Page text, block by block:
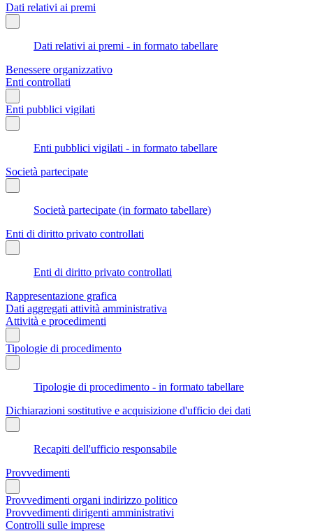
Dati relativi ai premi
Dati relativi ai premi - in formato tabellare
Benessere organizzativo
Enti controllati
Enti pubblici vigilati
Enti pubblici vigilati - in formato tabellare
Società partecipate
Società partecipate (in formato tabellare)
Enti di diritto privato controllati
Enti di diritto privato controllati
Rappresentazione grafica
Dati aggregati attività amministrativa
Attività e procedimenti
Tipologie di procedimento
Tipologie di procedimento - in formato tabellare
Dichiarazioni sostitutive e acquisizione d'ufficio dei dati
Recapiti dell'ufficio responsabile
Provvedimenti
Provvedimenti organi indirizzo politico
Provvedimenti dirigenti amministrativi
Controlli sulle imprese